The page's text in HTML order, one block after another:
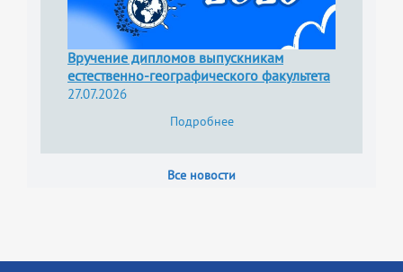
Вручение дипломов выпускникам
естественно-географического факультета
27.07.2026
Подробнее
Все новости